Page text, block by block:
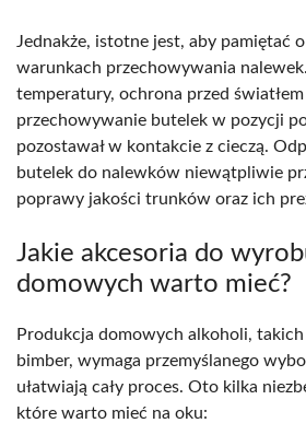
Jednakże, istotne jest, aby pamiętać
warunkach przechowywania
temperatury, ochrona przed
przechowywanie butelek w pozycji
pozostawał w kontakcie z cieczą.
butelek do nalewków niewątpliwie
poprawy jakości trunków oraz ich
Jakie akcesoria do
domowych warto mieć?
Produkcja domowych alkoholi,
bimber, wymaga przemyślanego
ułatwiają cały proces. Oto kilka
które warto mieć na oku: